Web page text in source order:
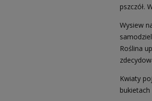
pszczół.
Wysiew
Roślina
Kwiaty